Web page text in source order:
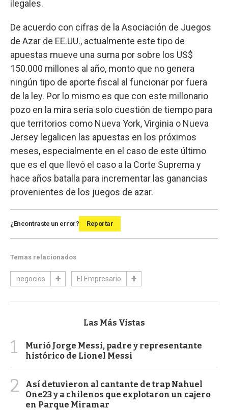
ilegales.
De acuerdo con cifras de la Asociación de Juegos
de Azar de EE.UU., actualmente este tipo de
apuestas mueve una suma por sobre los US$
150.000 millones al año, monto que no genera
ningún tipo de aporte fiscal al funcionar por fuera
de la ley. Por lo mismo es que con este millonario
pozo en la mira sería solo cuestión de tiempo para
que territorios como Nueva York, Virginia o Nueva
Jersey legalicen las apuestas en los próximos
meses, especialmente en el caso de este último
que es el que llevó el caso a la Corte Suprema y
hace años batalla para incrementar las ganancias
provenientes de los juegos de azar.
¿Encontraste un error? Reportar
Temas relacionados
negocios El Empresario
Las Más Vistas
1
Murió Jorge Messi, padre y representante
histórico de Lionel Messi
2
Así detuvieron al cantante de trap Nahuel
One23 y a chilenos que explotaron un cajero
en Parque Miramar